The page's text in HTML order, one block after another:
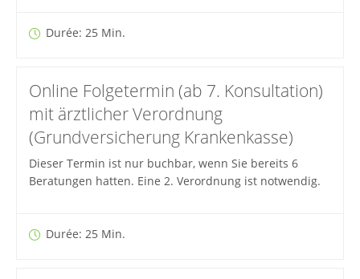
Durée: 25 Min.
Online Folgetermin (ab 7. Konsultation)
mit ärztlicher Verordnung
(Grundversicherung Krankenkasse)
Dieser Termin ist nur buchbar, wenn Sie bereits 6
Beratungen hatten. Eine 2. Verordnung ist notwendig.
Durée: 25 Min.